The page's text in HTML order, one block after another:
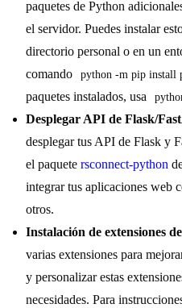
paquetes de Python
el servidor. Puedes instalar
directorio personal o en un
comando
python -m pip install
paquetes instalados, usa
Desplegar API de Flask/
desplegar tus API de Flask y
el paquete rsconnect-python
integrar tus aplicaciones web
otros.
Instalación de extensiones
varias extensiones para
y personalizar estas
necesidades. Para